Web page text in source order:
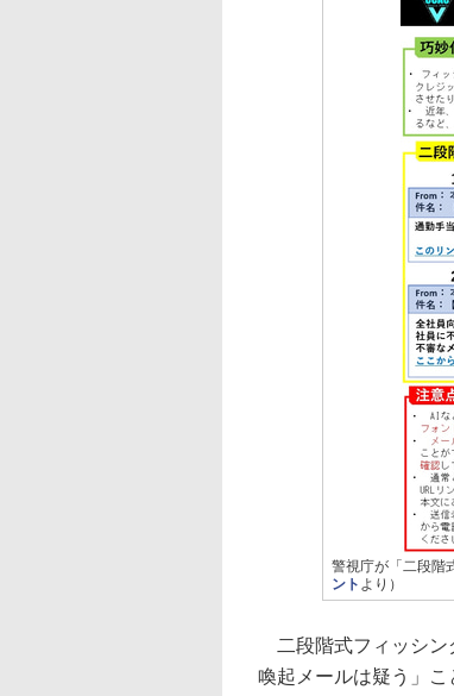
警視庁が「二段階
ント より）
二段階式フィッシン
喚起メールは疑う」